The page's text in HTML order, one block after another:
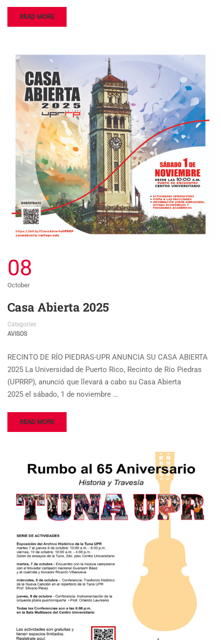
READ MORE
08
October
Casa Abierta 2025
Categories
AVISOS
RECINTO DE RÍO PIEDRAS-UPR ANUNCIA SU CASA ABIERTA
2025 La Universidad de Puerto Rico, Recinto de Río Piedras
(UPRRP), anunció que llevará a cabo su Casa Abierta
2025 el sábado, 1 de noviembre …
READ MORE